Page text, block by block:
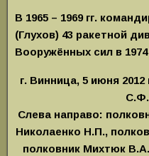
В 1965 – 1969 гг.
(Глухов) 43 ракетной
Вооружённых сил в 1974
г. Винница, 5 июня
Слева направо:
Николаенко Н.П.,
полковник Михтюк